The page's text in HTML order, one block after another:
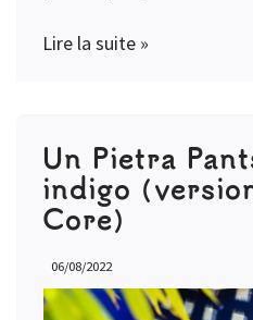
Lire la suite »
Un Pietra
indigo
Core)
06/08/2022